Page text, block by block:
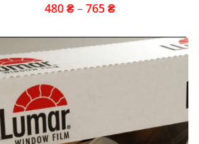
480₴–765₴